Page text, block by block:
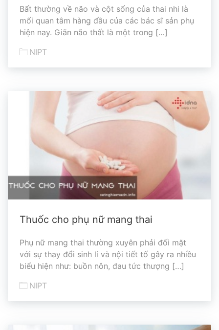
Bất thường về não và cột sống của thai nhi là
mối quan tâm hàng đầu của các bác sĩ sản phụ
hiện nay. Giãn não thất là một trong […]
NIPT
Thuốc cho phụ nữ mang thai
Phụ nữ mang thai thường xuyên phải đối mặt
với sự thay đổi sinh lí và nội tiết tố gây ra nhiều
biểu hiện như: buồn nôn, đau tức thượng […]
NIPT